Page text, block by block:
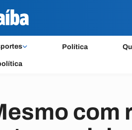
Política
com